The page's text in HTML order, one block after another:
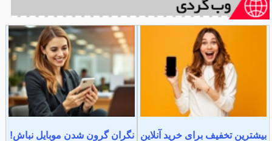
بیشترین تخفیف برای خرید آنلاین
نگران گرون شدن موبایل نباش!